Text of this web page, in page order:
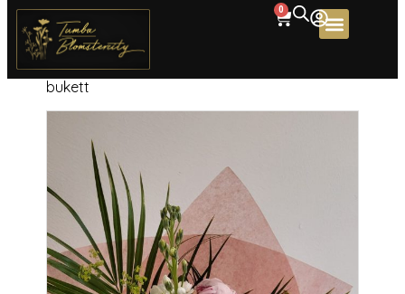
0
Home/Produkter
bukett